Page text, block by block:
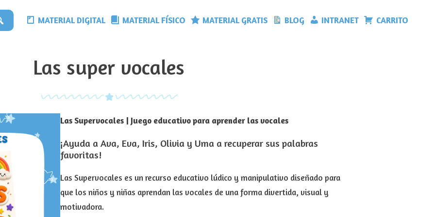
MATERIAL DIGITAL MATERIAL FÍSICO MATERIAL GRATIS BLOG INTRANET CARRITO
Las super vocales
Las Supervocales | Juego educativo para aprender las vocales
¡Ayuda a Ava, Eva, Iris, Olivia y Uma a recuperar sus palabras
favoritas!
Las Supervocales es un recurso educativo lúdico y manipulativo diseñado para
que los niños y niñas aprendan las vocales de una forma divertida, visual y
motivadora.